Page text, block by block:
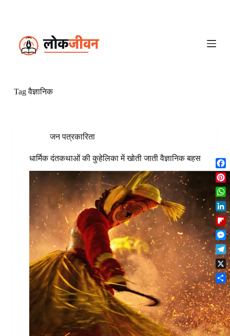
Tagवैज्ञानिक
जन पत्रकारिता
धार्मिक दंतकथाओं की कुहेलिका में खोती जाती वैज्ञानिक बहस
F
a
c
e
b
o
o
k
P
i
n
t
e
r
e
s
t
W
h
a
t
s
A
p
p
L
i
n
k
e
d
I
n
F
l
i
p
b
o
a
r
d
M
e
s
s
e
n
g
e
r
T
e
l
e
g
r
a
m
X
S
h
a
r
e